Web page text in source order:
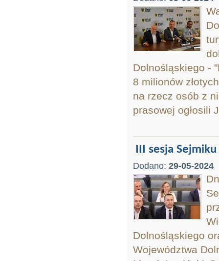
Dolnośląskiego -
8 milionów
na rzecz osób z
prasowej ogłosili
III sesja Sejmiku
Dodano: 29-05-2024
Dolnośląskiego
Województwa